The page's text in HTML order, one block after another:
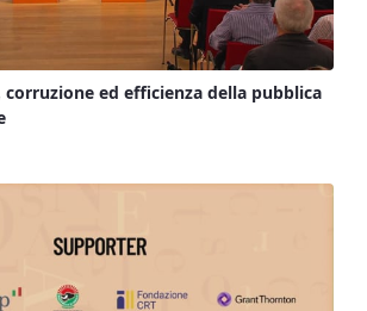
corruzione ed efficienza della pubblica